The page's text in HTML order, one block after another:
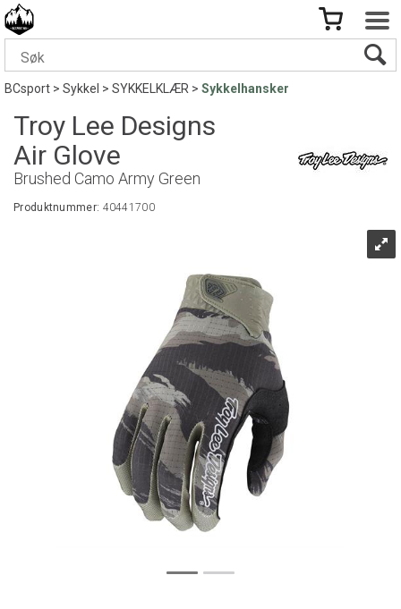
BCsport>Sykkel >SYKKELKLÆR>Sykkelhansker
Troy Lee Designs
Air Glove
Brushed Camo Army Green
Produktnummer: 40441700